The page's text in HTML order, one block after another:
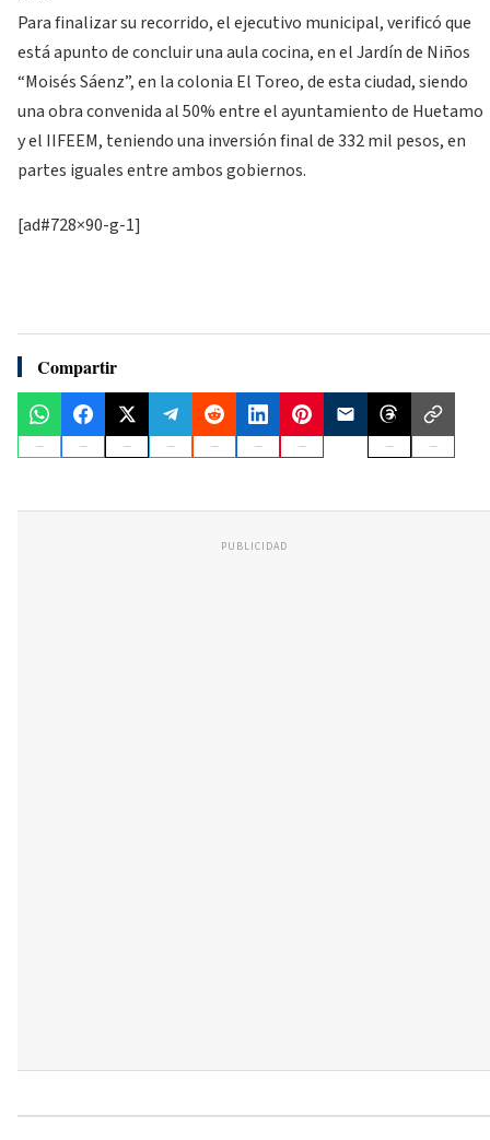
Para finalizar su recorrido, el ejecutivo municipal, verificó que
está apunto de concluir una aula cocina, en el Jardín de Niños
“Moisés Sáenz”, en la colonia El Toreo, de esta ciudad, siendo
una obra convenida al 50% entre el ayuntamiento de Huetamo
y el IIFEEM, teniendo una inversión final de 332 mil pesos, en
partes iguales entre ambos gobiernos.
[ad#728×90-g-1]
Compartir
PUBLICIDAD